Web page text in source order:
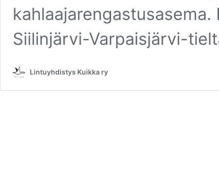
Siilinjärvi-Varpaisjärvi-
Lintuyhdistys Kuikka ry